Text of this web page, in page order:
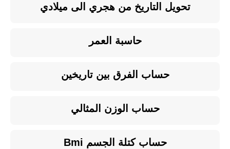
تحويل التاريخ من هجري الى ميلادي
حاسبة العمر
حساب الفرق بين تاريخين
حساب الوزن المثالي
حساب كتلة الجسم Bmi